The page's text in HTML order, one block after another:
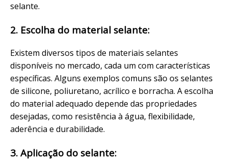
selante.
2. Escolha do material selante:
Existem diversos tipos de materiais selantes
disponíveis no mercado, cada um com características
específicas. Alguns exemplos comuns são os selantes
de silicone, poliuretano, acrílico e borracha. A escolha
do material adequado depende das propriedades
desejadas, como resistência à água, flexibilidade,
aderência e durabilidade.
3. Aplicação do selante: